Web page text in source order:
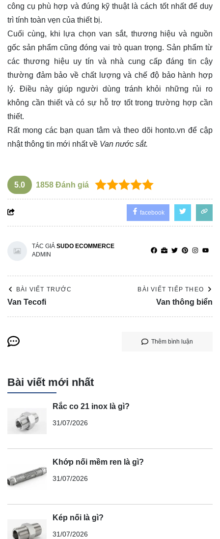
công cụ phù hợp và đúng kỹ thuật là cách tốt nhất để duy
trì tính toàn vẹn của thiết bị.
Cuối cùng, khi lựa chọn van sắt, thương hiệu và nguồn
gốc sản phẩm cũng đóng vai trò quan trọng. Sản phẩm từ
các thương hiệu uy tín và nhà cung cấp đáng tin cậy
thường đảm bảo về chất lượng và chế độ bảo hành hợp
lý. Điều này giúp người dùng tránh khỏi những rủi ro
không cần thiết và có sự hỗ trợ tốt trong trường hợp cần
thiết.
Rất mong các bạn quan tâm và theo dõi honto.vn để cập
nhật thông tin mới nhất về Van nước sắt.
5.0 1858 Đánh giá
facebook
TÁC GIẢ SUDO ECOMMERCE
ADMIN
BÀI VIẾT TRƯỚC
Van Tecofi
BÀI VIẾT TIẾP THEO
Van thông biển
Thêm bình luận
Bài viết mới nhất
Rắc co 21 inox là gì?
31/07/2026
Khớp nối mềm ren là gì?
31/07/2026
Kép nối là gì?
31/07/2026